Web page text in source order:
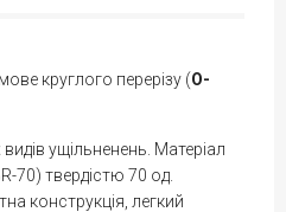
круглого перерізу (O-
ущільненень. Матеріал
70) твердістю 70 од.
конструкція, легкий